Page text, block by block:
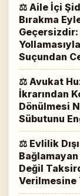
⚖ Aile İçi
Bırakma
Geçersizdir:
Suçundan
⚖ Avukat
İkrarından
Dönülmesi
Sübutunu
⚖ Evlilik
Değil
Verilmesine